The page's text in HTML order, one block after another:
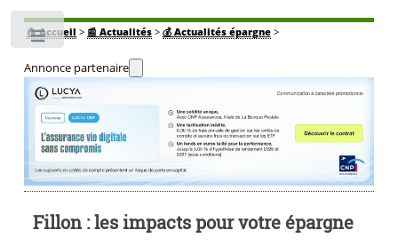
🏠Accueil > 📰 Actualités> 💰 Actualités épargne>
Annonce partenaire
Fillon : les impacts pour votre épargne
Toggle